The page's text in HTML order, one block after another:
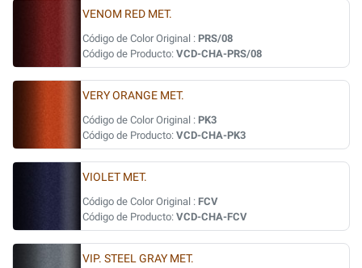
VENOM RED MET.
Código de Color Original : PRS/08
Código de Producto: VCD-CHA-PRS/08
VERY ORANGE MET.
Código de Color Original : PK3
Código de Producto: VCD-CHA-PK3
VIOLET MET.
Código de Color Original : FCV
Código de Producto: VCD-CHA-FCV
VIP. STEEL GRAY MET.